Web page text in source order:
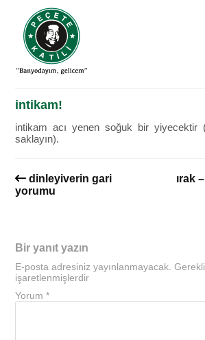
intikam!
intikam acı yenen soğuk bir yiyecektir
saklayın).
dinleyiverin gari
yorumu
ırak
Bir yanıt yazın
E-posta adresiniz yayınlanmayacak.
işaretlenmişlerdir
Yorum*